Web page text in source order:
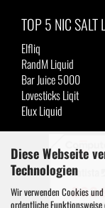
Diese Webseite
Technologien
Wir verwenden Cookies
ordentliche
TOP 5 NIC SALT
Elfliq
RandM Liquid
Bar Juice 5000
Lovesticks Liqit
Elux Liquid